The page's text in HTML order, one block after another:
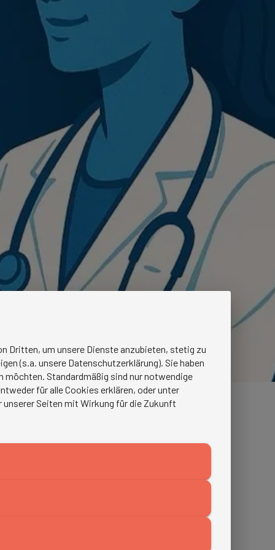
Dritten, um unsere Dienste anzubieten, stetig zu
(s.a. unsere Datenschutzerklärung). Sie haben
möchten. Standardmäßig sind nur notwendige
für alle Cookies erklären, oder unter
unserer Seiten mit Wirkung für die Zukunft